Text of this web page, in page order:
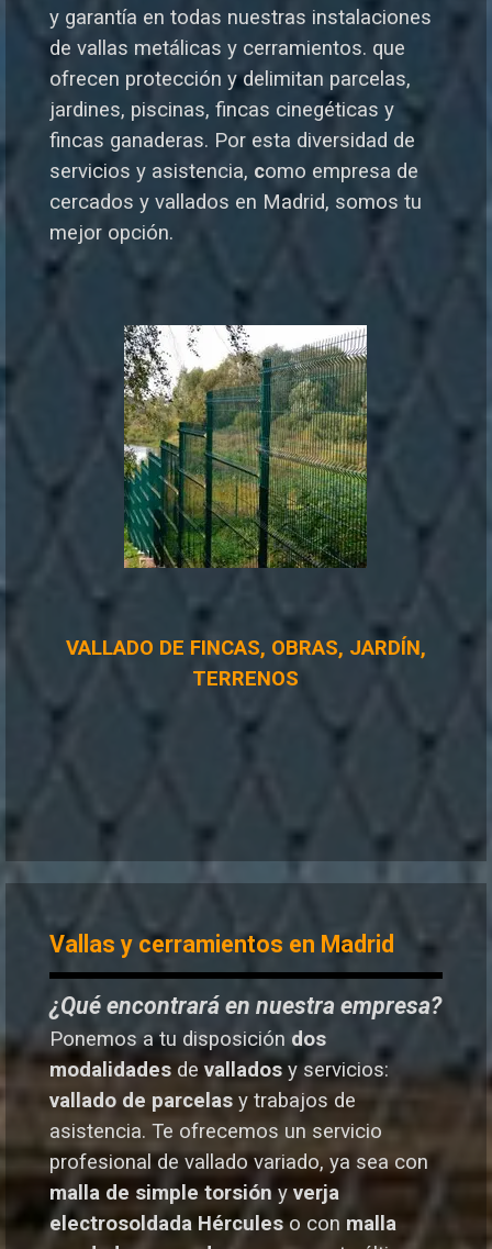
y garantía en todas nuestras instalaciones
de vallas metálicas y cerramientos. que
ofrecen protección y delimitan parcelas,
jardines, piscinas, fincas cinegéticas y
fincas ganaderas. Por esta diversidad de
servicios y asistencia, como empresa de
cercados y vallados en Madrid, somos tu
mejor opción.
VALLADO DE FINCAS, OBRAS, JARDÍN,
TERRENOS
Vallas y cerramientos en Madrid
¿Qué encontrará en nuestra empresa?
Ponemos a tu disposición dos
modalidades de vallados y servicios:
vallado de parcelas y trabajos de
asistencia. Te ofrecemos un servicio
profesional de vallado variado, ya sea con
malla de simple torsión y verja
electrosoldada Hércules o con malla